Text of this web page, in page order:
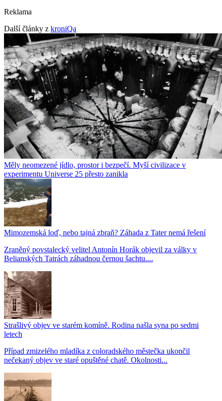
Reklama
Další články z kroniQa
Měly neomezené jídlo, prostor i bezpečí. Myší civilizace v
experimentu Universe 25 přesto zanikla
Mimozemská loď, nebo tajná zbraň? Záhada z Tater nemá řešení
Zraněný povstalecký velitel Antonín Horák objevil za války v
Belianských Tatrách záhadnou černou šachtu....
Strašlivý objev ve starém komíně. Rodina našla syna po sedmi
letech
Případ zmizelého mladíka z coloradského městečka ukončil
nečekaný objev ve staré opuštěné chatě. Okolnosti...